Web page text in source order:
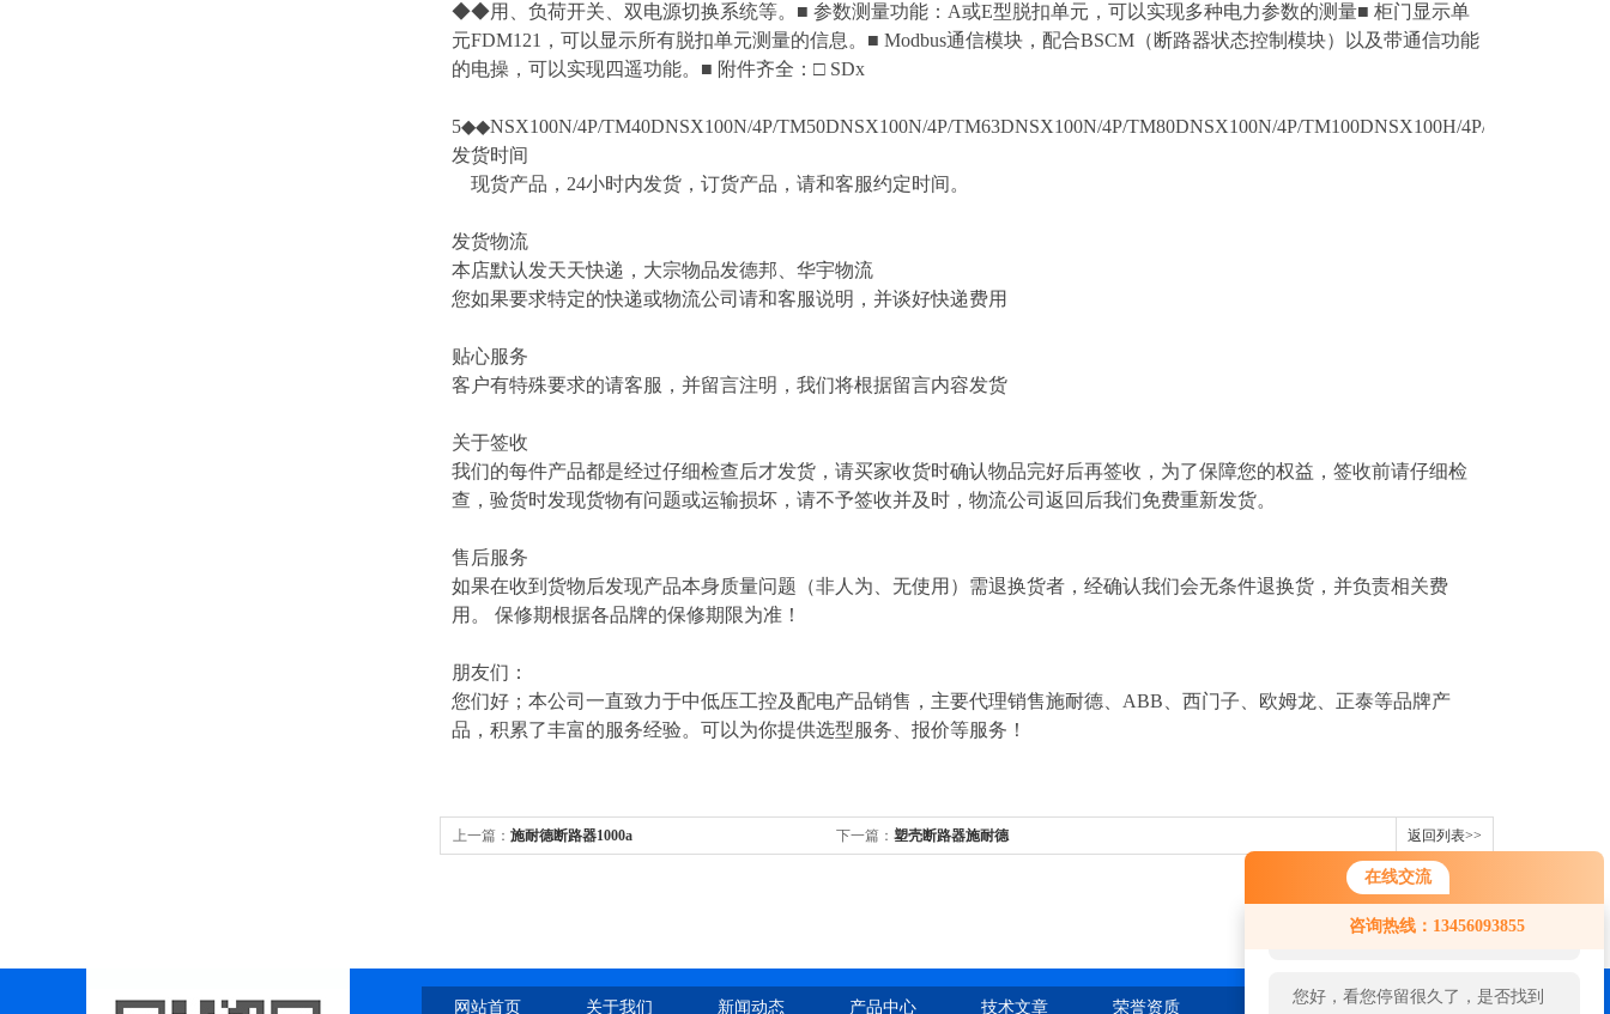
在线交流
咨询热线：13456093855
您好！欢迎前来咨询，很高兴为您
服务，请问您要咨询什么问题呢？
您好，看您停留很久了，是否找到
◆◆用、负荷开关、双电源切换系统等。■ 参数测量功能：A或E型脱扣单元，可以实现多种电力参数的测量■ 柜门显示单
元FDM121，可以显示所有脱扣单元测量的信息。■ Modbus通信模块，配合BSCM（断路器状态控制模块）以及带通信功能
的电操，可以实现四遥功能。■ 附件齐全：□ SDx
5◆◆NSX100N/4P/TM40DNSX100N/4P/TM50DNSX100N/4P/TM63DNSX100N/4P/TM80DNSX100N/4P/TM100DNSX100H/4P/
发货时间
现货产品，24小时内发货，订货产品，请和客服约定时间。
发货物流
本店默认发天天快递，大宗物品发德邦、华宇物流
您如果要求特定的快递或物流公司请和客服说明，并谈好快递费用
贴心服务
客户有特殊要求的请客服，并留言注明，我们将根据留言内容发货
关于签收
我们的每件产品都是经过仔细检查后才发货，请买家收货时确认物品完好后再签收，为了保障您的权益，签收前请仔细检
查，验货时发现货物有问题或运输损坏，请不予签收并及时，物流公司返回后我们免费重新发货。
售后服务
如果在收到货物后发现产品本身质量问题（非人为、无使用）需退换货者，经确认我们会无条件退换货，并负责相关费
用。 保修期根据各品牌的保修期限为准！
朋友们：
您们好；本公司一直致力于中低压工控及配电产品销售，主要代理销售施耐德、ABB、西门子、欧姆龙、正泰等品牌产
品，积累了丰富的服务经验。可以为你提供选型服务、报价等服务！
上一篇： 施耐德断路器1000a 下一篇： 塑壳断路器施耐德 返回列表>>
网站首页 关于我们 新闻动态 产品中心 技术文章 荣誉资质 在线留言 联系我们